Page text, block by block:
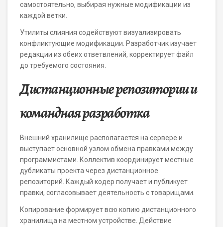
самостоятельно, выбирая нужные модификации из
каждой ветки.
Утилиты слияния содействуют визуализировать
конфликтующие модификации. Разработчик изучает
редакции из обеих ответвлений, корректирует файл
до требуемого состояния.
Дистанционные репозитории и
командная разработка
Внешний хранилище располагается на сервере и
выступает основной узлом обмена правками между
программистами. Коллектив координирует местные
дубликаты проекта через дистанционное
репозиторий. Каждый кодер получает и публикует
правки, согласовывает деятельность с товарищами.
Копирование формирует всю копию дистанционного
хранилища на местном устройстве. Действие